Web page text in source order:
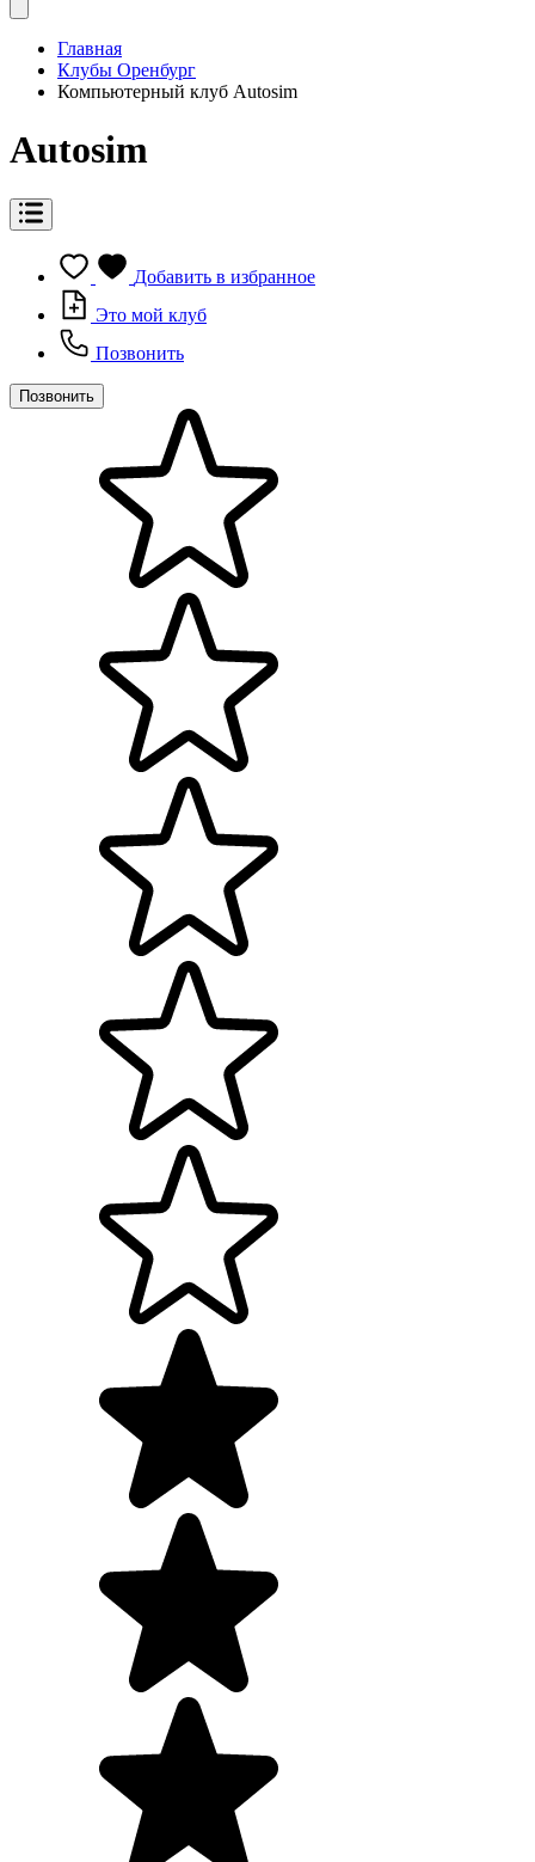
Главная
Клубы Оренбург
Компьютерный клуб Autosim
Autosim
Добавить в избранное
Это мой клуб
Позвонить
Позвонить